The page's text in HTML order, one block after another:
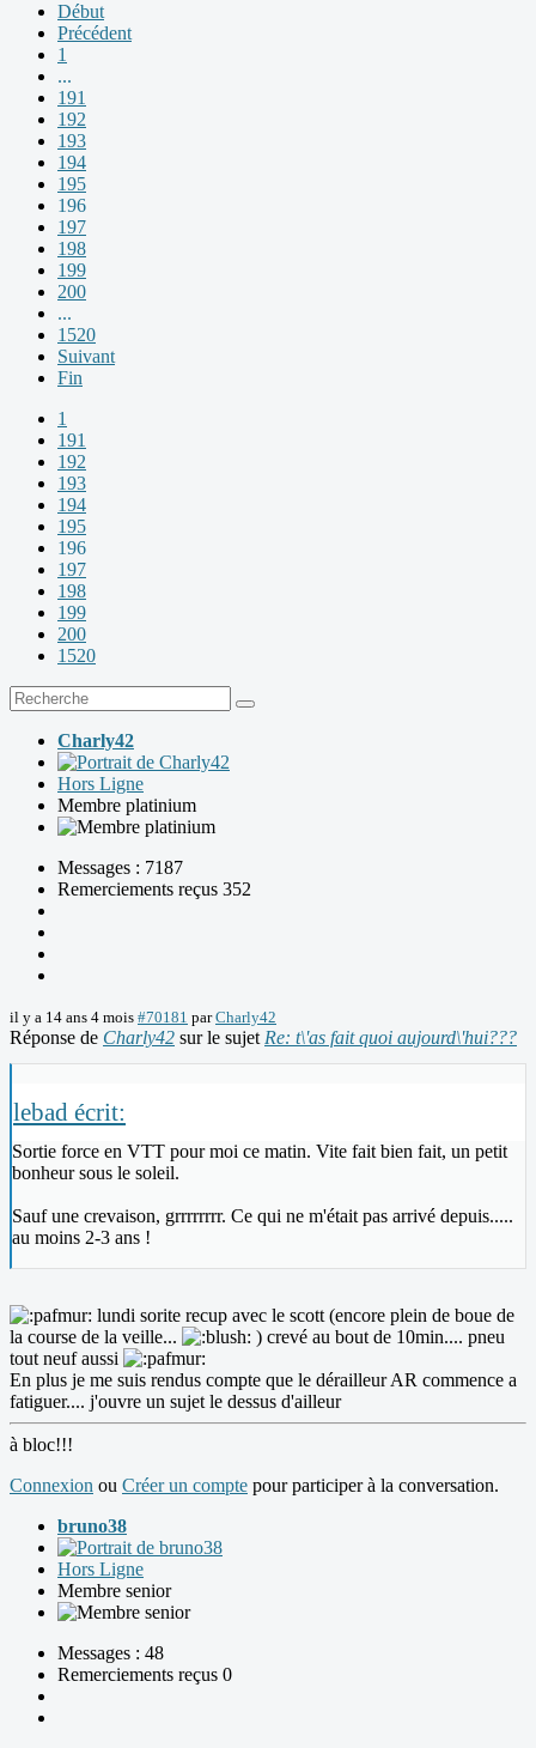
Début
Précédent
1
...
191
192
193
194
195
196
197
198
199
200
...
1520
Suivant
Fin
1
191
192
193
194
195
196
197
198
199
200
1520
Charly42
Hors Ligne
Membre platinium
Messages : 7187
Remerciements reçus 352
il y a 14 ans 4 mois #70181 parCharly42
Réponse de Charly42 sur le sujet Re: t\'as fait quoi aujourd\'hui???
lebad écrit:
Sortie force en VTT pour moi ce matin. Vite fait bien fait, un petit
bonheur sous le soleil.
Sauf une crevaison, grrrrrrrr. Ce qui ne m'était pas arrivé depuis.....
au moins 2-3 ans !
lundi sorite recup avec le scott (encore plein de boue de
la course de la veille...
) crevé au bout de 10min.... pneu
tout neuf aussi
En plus je me suis rendus compte que le dérailleur AR commence a
fatiguer.... j'ouvre un sujet le dessus d'ailleur
à bloc!!!
Connexion ou Créer un compte pour participer à la conversation.
bruno38
Hors Ligne
Membre senior
Messages : 48
Remerciements reçus 0